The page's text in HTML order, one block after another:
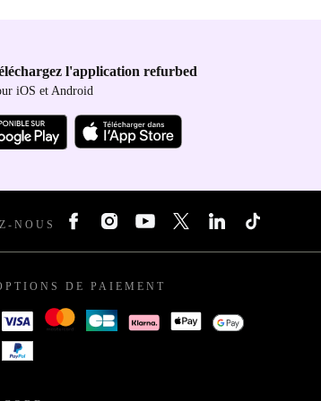
l'application refurbed
iOS et Android
NOUS
DE PAIEMENT